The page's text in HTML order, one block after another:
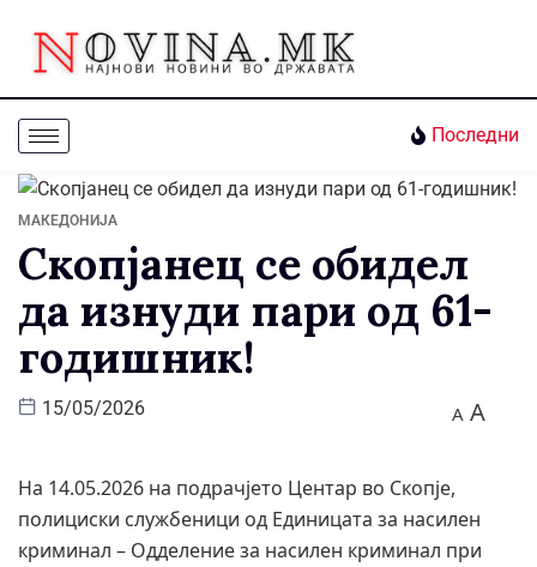
Последни
МАКЕДОНИЈА
Скопјанец се обидел
да изнуди пари од 61-
годишник!
15/05/2026 A A
На 14.05.2026 на подрачјето Центар во Скопје,
полициски службеници од Единицата за насилен
криминал – Одделение за насилен криминал при